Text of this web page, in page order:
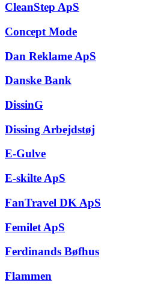
CleanStep ApS
Concept Mode
Dan Reklame ApS
Danske Bank
DissinG
Dissing Arbejdstøj
E-Gulve
E-skilte ApS
FanTravel DK ApS
Femilet ApS
Ferdinands Bøfhus
Flammen